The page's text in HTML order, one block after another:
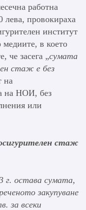
работна
лева, провокираха
институт
в което
че засега „сумата
стаж е без
на
на НОИ, без
или
стаж
г. остава сумата,
закупуване
за всеки